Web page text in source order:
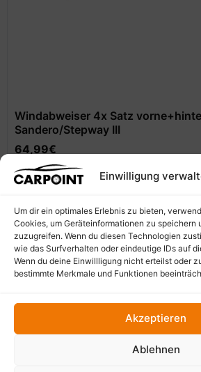
Einwilligung
Um dir ein optimales Erlebnis zu bieten,
Cookies, um Geräteinformationen zu speichern
zuzugreifen. Wenn du diesen Technologien
wie das Surfverhalten oder eindeutige IDs auf
Wenn du deine Einwillligung nicht erteilst oder
bestimmte Merkmale und Funktionen
Akzeptieren
Ablehnen
Windabweiser 4x Satz
Sandero/Stepway III
64,99€
In den Warenkorb